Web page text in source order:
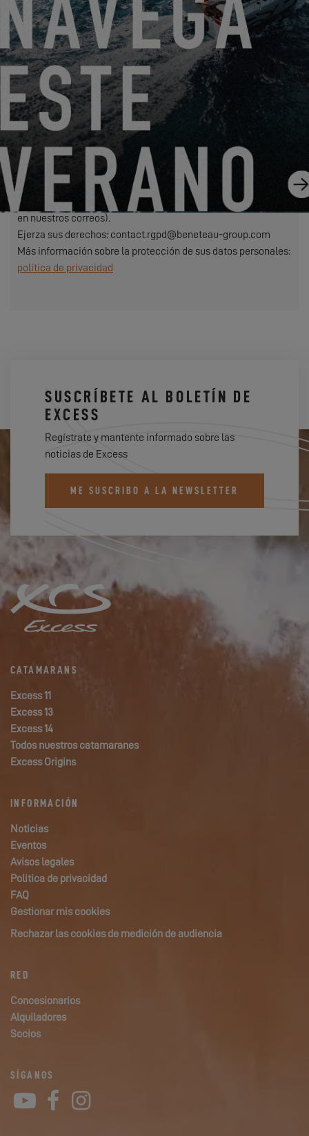
“ENVIAR”, confirma su aceptación de la transferencia de
estos datos.
ENVIAR
EXCESS se refiere a Construction Navale Bordeaux actuando
en calidad de responsable del tratamiento de datos. Sus datos
personales son tratados con el fin de responder a su solicitud,
gestionar nuestra relación con usted y, si así lo ha elegido,
enviarle nuestras comunicaciones (en este caso, puede darse
de baja en cualquier momento utilizando el enlace que figura
en nuestros correos).
Ejerza sus derechos: contact.rgpd@beneteau-group.com
Más información sobre la protección de sus datos personales:
política de privacidad
SUSCRÍBETE AL BOLETÍN DE
EXCESS
Regístrate y mantente informado sobre las
noticias de Excess
ME SUSCRIBO A LA NEWSLETTER
CATAMARANS
Excess 11
Excess 13
Excess 14
Todos nuestros catamaranes
Excess Origins
INFORMACIÓN
Noticias
Eventos
Avisos legales
Politica de privacidad
FAQ
Gestionar mis cookies
Rechazar las cookies de medición de audiencia
RED
Concesionarios
Alquiladores
Socios
SÍGANOS
YouTube
Facebook
Instagram